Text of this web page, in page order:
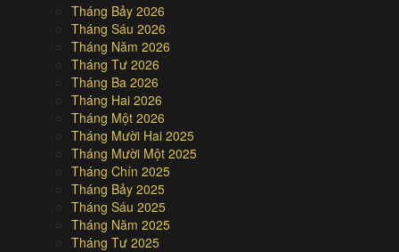
Tháng Bảy 2026
Tháng Sáu 2026
Tháng Năm 2026
Tháng Tư 2026
Tháng Ba 2026
Tháng Hai 2026
Tháng Một 2026
Tháng Mười Hai 2025
Tháng Mười Một 2025
Tháng Chín 2025
Tháng Bảy 2025
Tháng Sáu 2025
Tháng Năm 2025
Tháng Tư 2025